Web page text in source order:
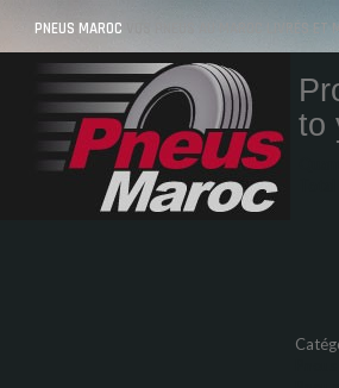
PNEUS MAROC VOS PNEUS AU MAROC LIVRÉS ET
to